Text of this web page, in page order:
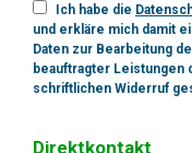
Ich habe die
und erkläre mich damit
Daten zur Bearbeitung
beauftragter Leistungen
schriftlichen Widerruf
Direktkontakt